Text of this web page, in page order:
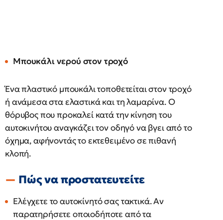
Μπουκάλι νερού στον τροχό
Ένα πλαστικό μπουκάλι τοποθετείται στον τροχό
ή ανάμεσα στα ελαστικά και τη λαμαρίνα. Ο
θόρυβος που προκαλεί κατά την κίνηση του
αυτοκινήτου αναγκάζει τον οδηγό να βγει από το
όχημα, αφήνοντάς το εκτεθειμένο σε πιθανή
κλοπή.
Πώς να προστατευτείτε
Ελέγχετε το αυτοκίνητό σας τακτικά. Αν
παρατηρήσετε οποιοδήποτε από τα